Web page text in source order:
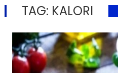
TAG: KALORI